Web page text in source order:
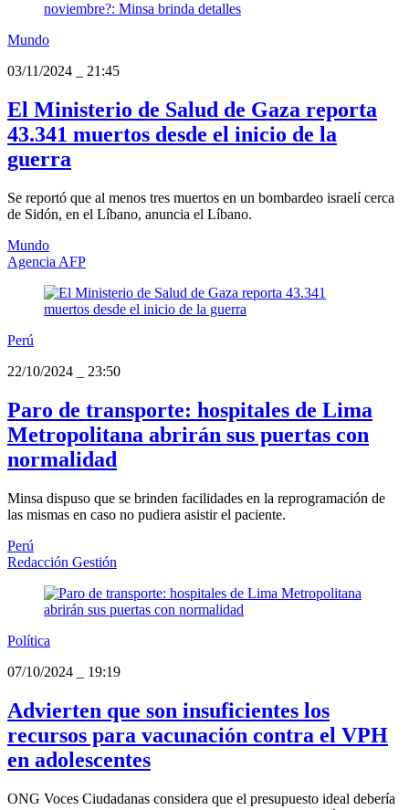
Mundo
03/11/2024
21:45
El Ministerio de Salud de Gaza reporta
43.341 muertos desde el inicio de la
guerra
Se reportó que al menos tres muertos en un bombardeo israelí cerca
de Sidón, en el Líbano, anuncia el Líbano.
Mundo
Agencia AFP
Perú
22/10/2024
23:50
Paro de transporte: hospitales de Lima
Metropolitana abrirán sus puertas con
normalidad
Minsa dispuso que se brinden facilidades en la reprogramación de
las mismas en caso no pudiera asistir el paciente.
Perú
Redacción Gestión
Política
07/10/2024
19:19
Advierten que son insuficientes los
recursos para vacunación contra el VPH
en adolescentes
ONG Voces Ciudadanas considera que el presupuesto ideal debería